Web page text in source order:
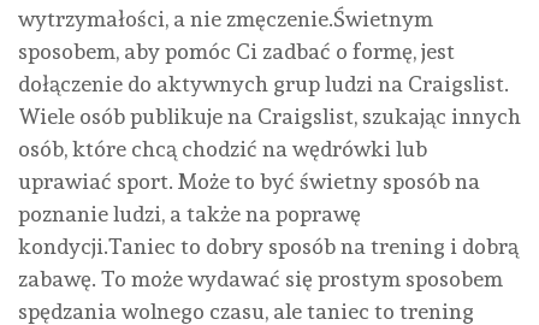
wytrzymałości, a nie zmęczenie.Świetnym
sposobem, aby pomóc Ci zadbać o formę, jest
dołączenie do aktywnych grup ludzi na Craigslist.
Wiele osób publikuje na Craigslist, szukając innych
osób, które chcą chodzić na wędrówki lub
uprawiać sport. Może to być świetny sposób na
poznanie ludzi, a także na poprawę
kondycji.Taniec to dobry sposób na trening i dobrą
zabawę. To może wydawać się prostym sposobem
spędzania wolnego czasu, ale taniec to trening